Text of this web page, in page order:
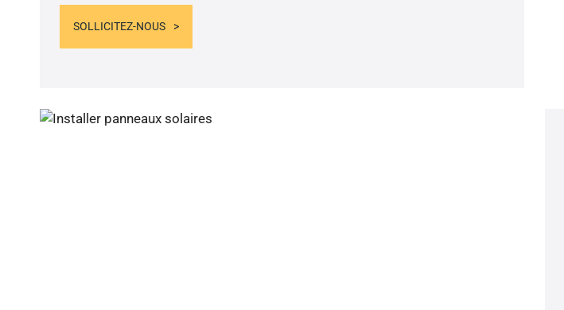
SOLLICITEZ-NOUS